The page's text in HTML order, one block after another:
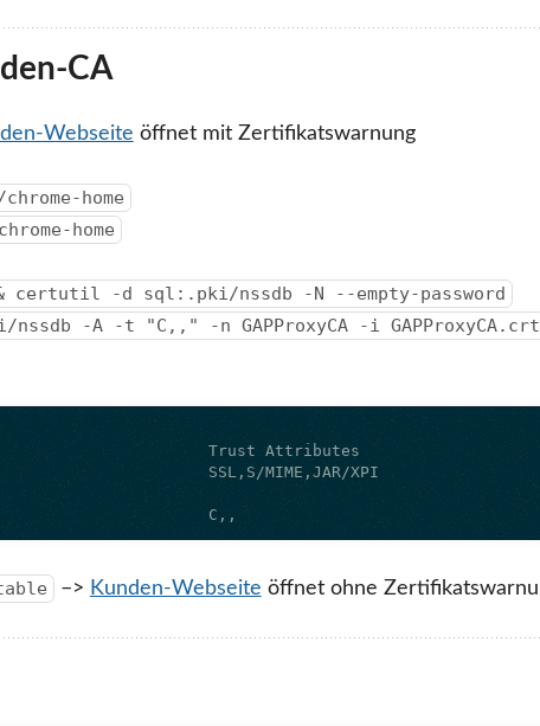
CA
Webseite öffnet mit Zertifikatswarnung
home
home
certutil -d sql:.pki/nssdb -N --empty-password
-A -t "C,," -n GAPProxyCA -i GAPProxyCA.crt
C,,
–> Kunden-Webseite öffnet ohne